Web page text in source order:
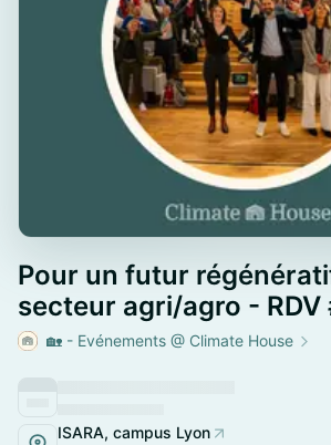
Pour un futur
secteur agri/agro - RDV
🏡 - Evénements @ Climate House
ISARA, campus Lyon